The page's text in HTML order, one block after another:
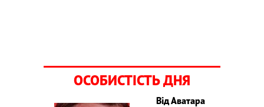
ОСОБИСТІСТЬ ДНЯ
Від Аватара